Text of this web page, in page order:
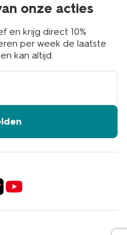
onze acties
en krijg direct 10%
per week de laatste
kan altijd.